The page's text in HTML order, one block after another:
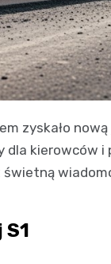
zyskało
kierowców i